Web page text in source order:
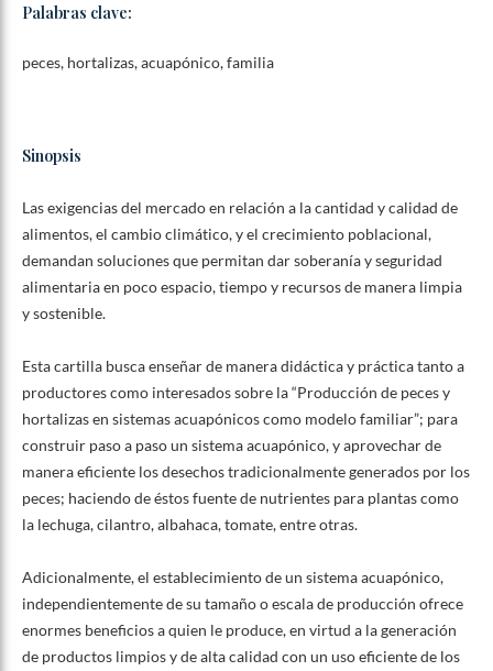
Palabras clave:
peces, hortalizas, acuapónico, familia
Sinopsis
Las exigencias del mercado en relación a la cantidad y calidad de
alimentos, el cambio climático, y el crecimiento poblacional,
demandan soluciones que permitan dar soberanía y seguridad
alimentaria en poco espacio, tiempo y recursos de manera limpia
y sostenible.
Esta cartilla busca enseñar de manera didáctica y práctica tanto a
productores como interesados sobre la “Producción de peces y
hortalizas en sistemas acuapónicos como modelo familiar”; para
construir paso a paso un sistema acuapónico, y aprovechar de
manera eficiente los desechos tradicionalmente generados por los
peces; haciendo de éstos fuente de nutrientes para plantas como
la lechuga, cilantro, albahaca, tomate, entre otras.
Adicionalmente, el establecimiento de un sistema acuapónico,
independientemente de su tamaño o escala de producción ofrece
enormes beneficios a quien le produce, en virtud a la generación
de productos limpios y de alta calidad con un uso eficiente de los